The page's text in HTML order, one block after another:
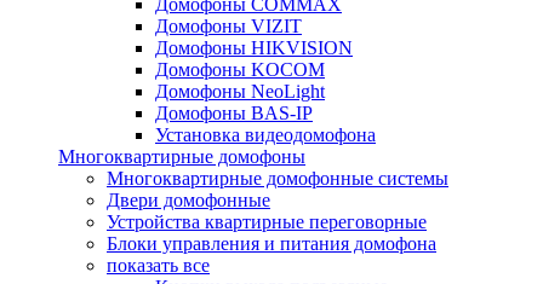
Домофоны VIZIT
Домофоны HIKVISION
Домофоны KOCOM
Домофоны NeoLight
Домофоны BAS-IP
Установка видеодомофона
Многоквартирные домофоны
Многоквартирные домофонные системы
Двери домофонные
Устройства квартирные переговорные
Блоки управления и питания домофона
показать все